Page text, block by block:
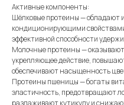
Активные компоненты:
Шёлковые протеины —
кондиционирующими
эффективной способности
Молочные протеины —
укрепляющее действие,
обеспечивают насыщенность
Протеины пшеницы — богаты
эластичность, предотвращают